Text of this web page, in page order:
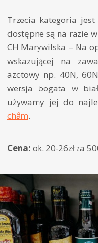
Trzecia kategoria
dostępne są na razie
CH Marywilska – Na
wskazującej na
azotowy np. 40N,
wersja bogata w
używamy jej do
chấm.
Cena: ok. 20-26zł za